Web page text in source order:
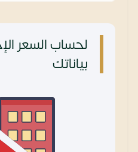
لحساب السعر
بياناتك